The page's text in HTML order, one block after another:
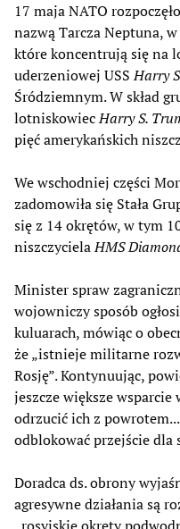
17 maja NATO
nazwą Tarcza Neptuna,
które koncentrują się na
uderzeniowej USSHarry
Śródziemnym. W skład
lotniskowiecHarry S.
pięć amerykańskich
We wschodniej części
zadomowiła się Stała
się z 14 okrętów, w tym
niszczycielaHMS
Minister spraw
wojowniczy sposób
kuluarach, mówiąc o
że „istnieje militarne
Rosję”. Kontynuując,
jeszcze większe
odrzucić ich z
odblokować przejście dla
Doradca ds. obrony
agresywne działania są